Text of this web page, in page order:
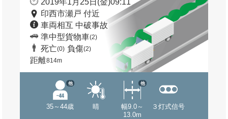
2019年1月25日(金)09:11
印西市瀬戸 付近
車両相互 中破事故
準中型貨物車(2)
死亡(0) 負傷(2)
距離814m
35～44歳
他
晴
幅9.0～
13.0m
他
３灯式信号